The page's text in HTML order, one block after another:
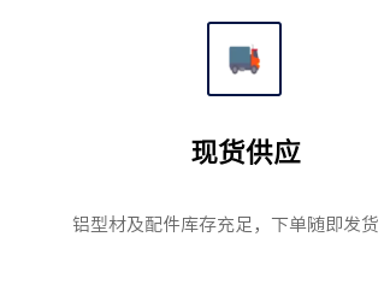
现货供应
铝型材及配件库存充足，下单随即发货